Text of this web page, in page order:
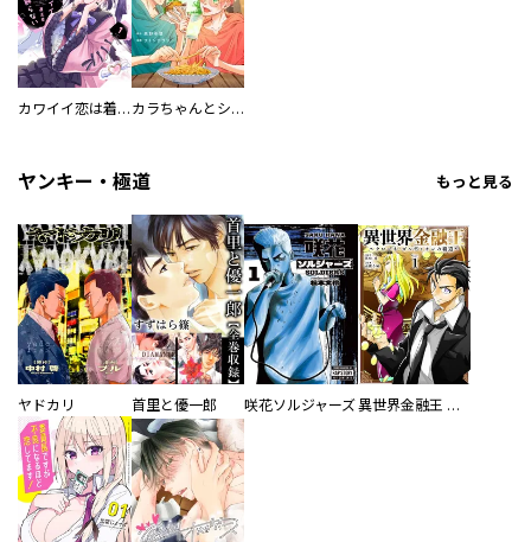
カワイイ恋は着飾らない カラちゃんとシトーさんと、 【分冊版】
ヤンキー・極道 もっと見る
ヤドカリ 首里と優一郎 咲花ソルジャーズ 異世界金融王 ～クローネ・ゴルディオンの覇道～